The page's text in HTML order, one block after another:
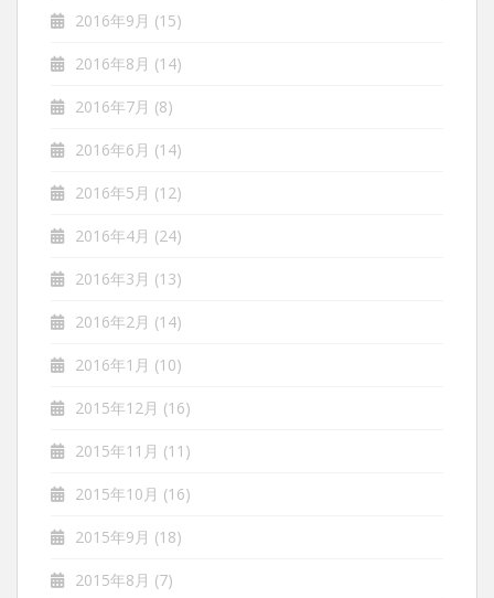
2016年9月 (15)
2016年8月 (14)
2016年7月 (8)
2016年6月 (14)
2016年5月 (12)
2016年4月 (24)
2016年3月 (13)
2016年2月 (14)
2016年1月 (10)
2015年12月 (16)
2015年11月 (11)
2015年10月 (16)
2015年9月 (18)
2015年8月 (7)